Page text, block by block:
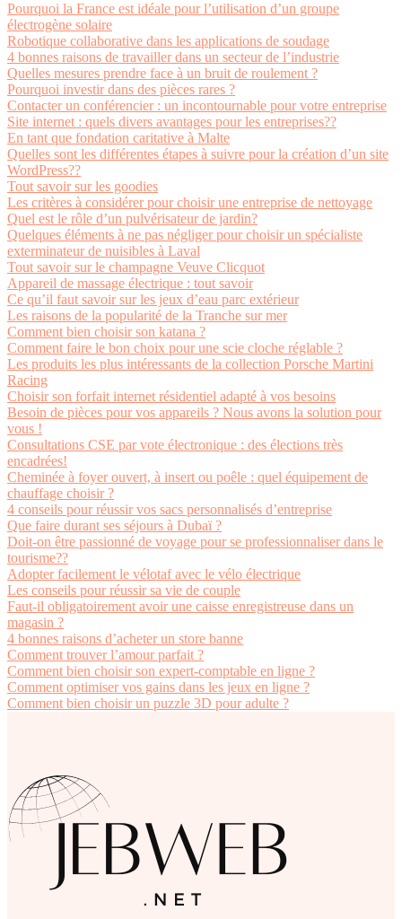
Pourquoi la France est idéale pour l’utilisation d’un groupe
électrogène solaire
Robotique collaborative dans les applications de soudage
4 bonnes raisons de travailler dans un secteur de l’industrie
Quelles mesures prendre face à un bruit de roulement ?
Pourquoi investir dans des pièces rares ?
Contacter un conférencier : un incontournable pour votre entreprise
Site internet : quels divers avantages pour les entreprises??
En tant que fondation caritative à Malte
Quelles sont les différentes étapes à suivre pour la création d’un site
WordPress??
Tout savoir sur les goodies
Les critères à considérer pour choisir une entreprise de nettoyage
Quel est le rôle d’un pulvérisateur de jardin?
Quelques éléments à ne pas négliger pour choisir un spécialiste
exterminateur de nuisibles à Laval
Tout savoir sur le champagne Veuve Clicquot
Appareil de massage électrique : tout savoir
Ce qu’il faut savoir sur les jeux d’eau parc extérieur
Les raisons de la popularité de la Tranche sur mer
Comment bien choisir son katana ?
Comment faire le bon choix pour une scie cloche réglable ?
Les produits les plus intéressants de la collection Porsche Martini
Racing
Choisir son forfait internet résidentiel adapté à vos besoins
Besoin de pièces pour vos appareils ? Nous avons la solution pour
vous !
Consultations CSE par vote électronique : des élections très
encadrées!
Cheminée à foyer ouvert, à insert ou poêle : quel équipement de
chauffage choisir ?
4 conseils pour réussir vos sacs personnalisés d’entreprise
Que faire durant ses séjours à Dubaï ?
Doit-on être passionné de voyage pour se professionnaliser dans le
tourisme??
Adopter facilement le vélotaf avec le vélo électrique
Les conseils pour réussir sa vie de couple
Faut-il obligatoirement avoir une caisse enregistreuse dans un
magasin ?
4 bonnes raisons d’acheter un store banne
Comment trouver l’amour parfait ?
Comment bien choisir son expert-comptable en ligne ?
Comment optimiser vos gains dans les jeux en ligne ?
Comment bien choisir un puzzle 3D pour adulte ?